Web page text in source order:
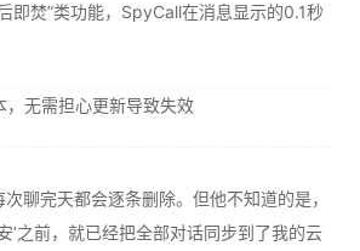
即焚”类功能，SpyCall在消息显示的0.1秒
，无需担心更新导致失效
聊完天都会逐条删除。但他不知道的是，
’之前，就已经把全部对话同步到了我的云